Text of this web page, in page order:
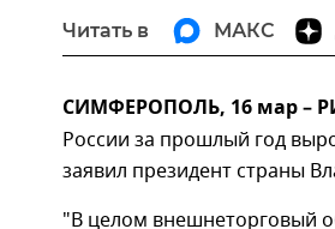
Читать в МАКС
СИМФЕРОПОЛЬ, 16 мар –
России за прошлый год
заявил президент страны
"В целом внешнеторговый